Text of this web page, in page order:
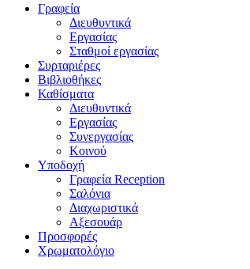
Γραφεία
Διευθυντικά
Εργασίας
Σταθμοί εργασίας
Συρταριέρες
Βιβλιοθήκες
Καθίσματα
Διευθυντικά
Εργασίας
Συνεργασίας
Κοινού
Υποδοχή
Γραφεία Reception
Σαλόνια
Διαχωριστικά
Αξεσουάρ
Προσφορές
Χρωματολόγιο